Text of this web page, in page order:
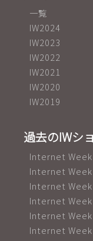
一覧
IW2024
IW2023
IW2022
IW2021
IW2020
IW2019
過去のIWシ
Internet Week
Internet Week
Internet Week
Internet Week
Internet Week
Internet Week